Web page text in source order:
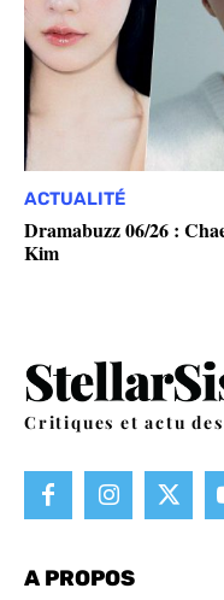
ACTUALITÉ
Dramabuzz 06/26 :
Kim
Critiques et actu
A PROPOS